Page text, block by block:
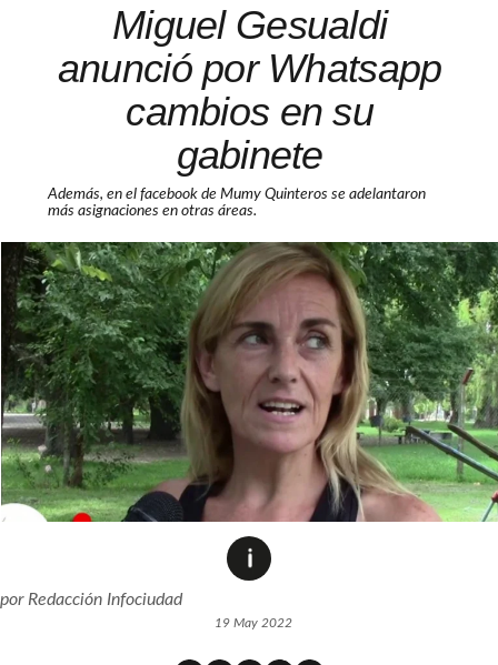
Miguel Gesualdi
anunció por Whatsapp
cambios en su
gabinete
Además, en el facebook de Mumy Quinteros se adelantaron
más asignaciones en otras áreas.
porRedacción Infociudad
19 May 2022